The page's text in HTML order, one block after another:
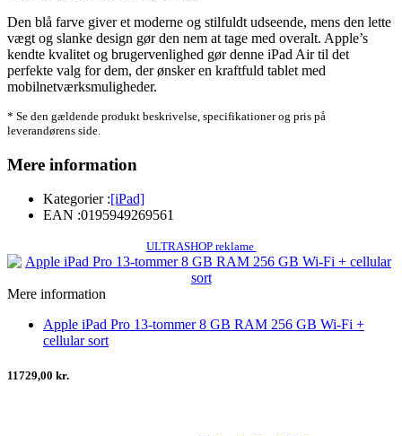
Den blå farve giver et moderne og stilfuldt udseende, mens den lette
vægt og slanke design gør den nem at tage med overalt. Apple’s
kendte kvalitet og brugervenlighed gør denne iPad Air til det
perfekte valg for dem, der ønsker en kraftfuld tablet med
mobilnetværksmuligheder.
* Se den gældende produkt beskrivelse, specifikationer og pris på
leverandørens side.
Mere information
Kategorier :[iPad]
EAN :0195949269561
ULTRASHOP reklame
Mere information
Apple iPad Pro 13-tommer 8 GB RAM 256 GB Wi-Fi +
cellular sort
11729,00 kr.